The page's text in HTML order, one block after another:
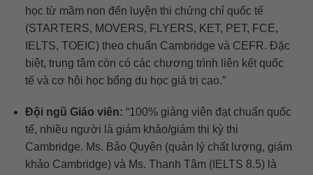
học từ mầm non đến luyện thi chứng chỉ quốc tế
(STARTERS, MOVERS, FLYERS, KET, PET, FCE,
IELTS, TOEIC) theo chuẩn Cambridge và CEFR. Đặc
biệt, trung tâm còn có các chương trình liên kết quốc
tế và cơ hội học bổng du học giá trị cao.”
Đội ngũ Giáo viên: “100% giảng viên đạt chuẩn quốc
tế, nhiều người là giám khảo/giám thị kỳ thi
Cambridge. Ms. Bảo Quyên (quản lý chất lượng, giám
khảo Cambridge) và Ms. Thanh Tâm (IELTS 8.5) là